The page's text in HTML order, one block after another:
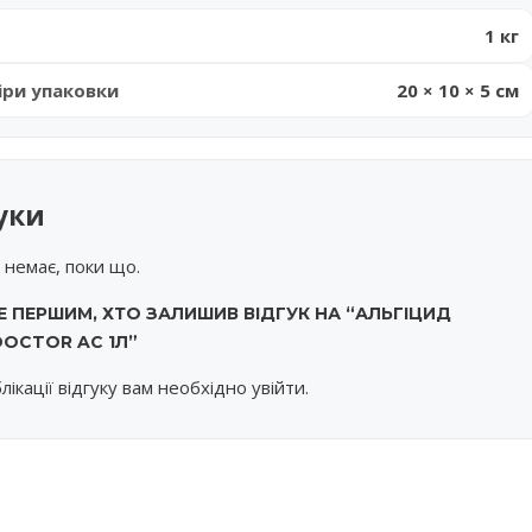
1 кг
упаковки 20 × 10 × 5 см
немає, поки що.
ПЕРШИМ, ХТО ЗАЛИШИВ ВІДГУК НА “АЛЬГІЦИД
AC 1Л”
відгуку вам необхідно увійти.